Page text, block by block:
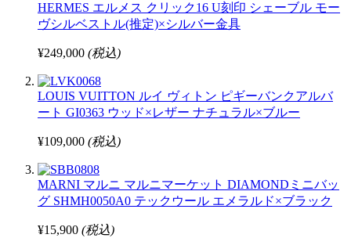
HERMES エルメス クリック16 U刻印 シェーブル モー
ヴシルベストル(推定)×シルバー金具
¥249,000 (税込)
LOUIS VUITTON ルイ ヴィトン ピギーバンクアルバ
ート GI0363 ウッド×レザー ナチュラル×ブルー
¥109,000 (税込)
MARNI マルニ マルニマーケット DIAMONDミニバッ
グ SHMH0050A0 テックウール エメラルド×ブラック
¥15,900 (税込)